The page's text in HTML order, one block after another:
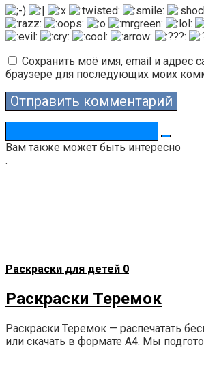
Сохранить моё имя, email и адрес
браузере для последующих моих
Вам также может быть интересно
.
Раскраски для детей 0
Раскраски Теремок
Раскраски Теремок — распечатать
или скачать в формате А4. Мы